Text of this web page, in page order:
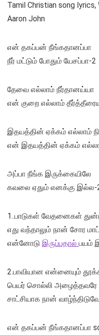
Tamil Christian song
Aaron John
என் தகப்பன் நீங்கதானப்பா
நீர் மட்டும் போதும் யேசப்பா-2
தேவை எல்லாம் நீர்தானய்யா
என் குறை எல்லாம்
இதயத்தின் ஏக்கம் எல்லாம்
என் இதயத்தின் ஏக்கம்
அப்பா நீங்க இருக்கையிலே
கவலை ஏதும் எனக்கு இல்ல-
1..பாடுகள் வேதனைகள்
எது வந்தாலும் நான் சோர
என்னோடு இருப்பதால் பயம்
2.பாவியான என்னையும்
பெயர் சொல்லி அழைத்தவரே
சாட்சியாக நான்
என் தகப்பன் நீங்கதானப்பா